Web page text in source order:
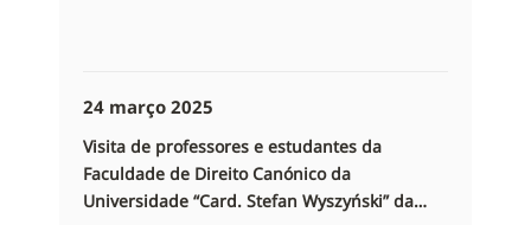
24 março 2025
Visita de professores e estudantes da
Faculdade de Direito Canónico da
Universidade “Card. Stefan Wyszyński” da